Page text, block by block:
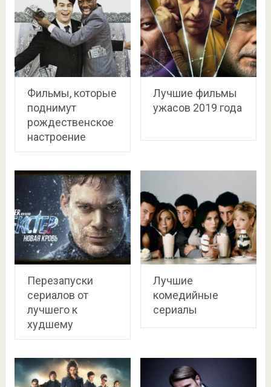
Фильмы, которые
поднимут
рождественское
настроение
Лучшие фильмы
ужасов 2019 года
Перезапуски
сериалов от
лучшего к
худшему
Лучшие
комедийные
сериалы